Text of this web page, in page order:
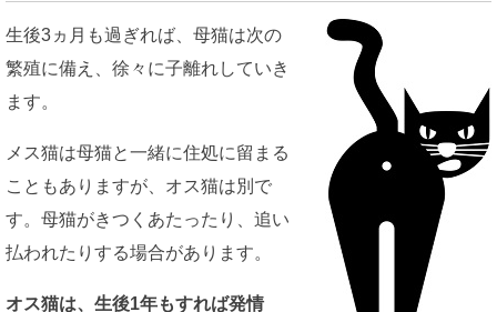
生後3ヵ月も過ぎれば、母猫は次の
繁殖に備え、徐々に子離れしていき
ます。
メス猫は母猫と一緒に住処に留まる
こともありますが、オス猫は別で
す。母猫がきつくあたったり、追い
払われたりする場合があります。
オス猫は、生後1年もすれば発情